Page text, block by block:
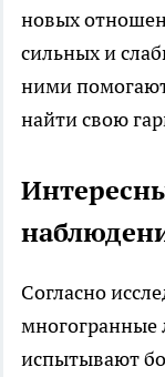
новых
сильных и
ними
найти свою
Согласно
многогранные
испытывают